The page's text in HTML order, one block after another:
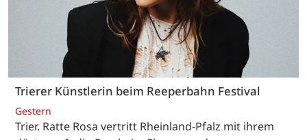
Trierer Künstlerin beim Reeperbahn Festival
Gestern
Trier. Ratte Rosa vertritt Rheinland-Pfalz mit ihrem